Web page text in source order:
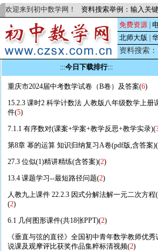
欢迎来到初中数学网！ 资料搜索举例：输入关
免费资源
北师大版
资料搜索：
:::今日下载排行:::
重庆市2024届中考数学试卷（B卷）及答案(6)
15.2.3 课时2 科学计数法 人教版八年级数学上册
件(5)
7.1.1 有序数对(课案+学案+教学反思+教学实录)(
第8章 幂的运算 知识归纳复习A卷(pdf版,含答案)(
27.3 位似(1)精讲精练(含答案)(2)
13.4 课题学习--最短路径问题(2)
人教九上课件 22.2.3 因式分解法解一元二次方程
(2)
6.1 几何图形课件(共18张PPT)(2)
《垂直与弦的直径》全国初中青年数学教师优秀
说课及观摩评比获奖作品集粹标清视频(2)